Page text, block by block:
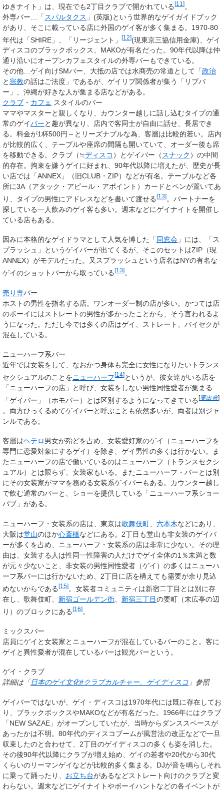
ゆきナイト」は、現在でも2丁目クラブで開かれている[11 ]。
外専バー…「スパルタクス 」(英版)という世界的なゲイガイドブック
があり、そこに載っている店に外国のゲイ客が多く集まる。1970-80
年代は「SHIRE」、「リージェント」
[12](現東京三協信用金庫)、ゲイ
ディスコのブラックボックス、MAKOが有名だった。90年代以降は仲
通り沿いにオープンカフェスタイルの外専バーもできている。
その他…ゲイ向けSMバー、大抵の店では水商売の常道として「政治
と宗教の話はご法度」であるが、ゲイリブ関係者が集う「リブバ
ー」、沖縄が好きな人が集まる店などがある。
クラブ ・ カフェ スタイルのバー
ママやマスターと親しくなり、カウンター越しに話し込むタイプの通
常のゲイバーと趣が異なり、店内で客同士が自由に話せ、長居でき
る。料金が1杯500円～とリーズナブルな為、客層は比較的若い。店内
が比較的広く、テーブルや座席の間隔も開いていて、オーダー後も席
を移動できる。クラブ（≒ディスコ ）とゲイバー（スナック ）の中間
的存在。拘束を嫌うゲイに好まれ、90年代以降に増えたが、歴史が長
い店では「ANNEX」（旧CLUB・ZIP）などが有名。テーブルなど各
所に3A（アタック・アピール・アポイント）カードとペンが置いてあ
り、タイプの男性にアドレスなどを書いて渡せる [13] 。パートナーを
探している一人飲みのゲイ客も多い。週末などにゲイナイトを開催し
ている店もある。
因みに本格的なゲイドラマとして人気を博した「同窓会 」には、「ス
プラッシュ」というゲイバーが出てくるが、そこのセットはZIP（現
ANNEX）がモデルだった。又スプラッシュという店名はNYの有名な
ゲイのショットバーから取っている [13] 。
売り専バー
ホストの男性を指名する店。ワンオーダー制の店が多い。かつては店
のボーイにはストレートの男性が多かったことから、そう言われるよ
うになった。ただし今では多くの店はゲイ、ストレート、バイセクが
混在している。
ニューハーフ系バー
近年では女装をして、なおかつ身体も完全に女性になりたいトランス
セクシュアルのことをニューハーフ[14] というが、彼女達がいる店を
「ニューハーフの店」と呼び、女装をしない男性同性愛者が集まる
「ゲイバー」（ホモバー）とは区別するようになってきている[要出典]
。両方ひっくるめてゲイバーと呼ぶことも依然多いが、両者は別ジャ
ンルである。
客層はヘテロ男女が殆どを占め、女装愛好家のゲイ（ニューハーフを
専門に恋愛対象にするゲイ）を除き、ゲイ男性の多くは行かない。ま
たニューハーフの店で働いているのはニューハーフ（トランスセクシ
ュアル）とは限らず、女装家もいる。またニューハーフ・バーとは別
にその女装家がママを務める女装系ゲイバーもある。カウンター越し
で飲む通常のバーと、ショーを提供している「ニューハーフ系ショー
パブ」がある。
ニューハーフ・女装系の店は、東京は歌舞伎町 六本木などにあり、
大阪は堂山のほか心斎橋などにある。2丁目も堂山も非女装のゲイバ
ーが多くを占め、ニューハーフ・女装系の店は非常に少ない。その理
由は、女装する人は性同一性障害の人だけでゲイ全体の1％未満と数
が元々少ないこと、非女装の男性同性愛者（ゲイ）の多くはニューハ
ーフ系バーには行かないため、2丁目に店を構えても需要が余り見込
めないからである[15]。女装者コミュニティは新宿二丁目とは別に存
在し、歌舞伎町、 新宿ゴールデン街 新宿三丁目の要町（末広亭の辺
り）のブロックにある[16]。
ミックスバー
店員にゲイと女装家とニューハーフが混在しているバーのこと。客に
ゲイと異性愛者が混在しているバーは観光バーという。
ゲイ・クラブ
詳細は「日本のゲイ文化#クラブカルチャー、ゲイディスコ 」参照
ゲイバーではないが、ゲイ・ディスコは1970年代には既に存在してお
り、ブラックボックスやMAKOなどが有名だった。1966年にはクラブ
「NEW SAZAE」がオープンしていたが、当時からダンススペースが
あったかは不明。80年代のディスコブームが風営法の改正などで一旦
収束したのと合わせて、2丁目のゲイディスコの多くも姿を消した。
その後90年代以降にクラブが増え始め、ゲイの若者や20代から30代
くらいのリーマンゲイなどが比較的多く集まる。DJが音を鳴らしそれ
に乗って踊ったり、 お立ち台があるなどストレート向けのクラブと変
わらない。週末などにゲイナイトやボーイハントなどの各イベントが